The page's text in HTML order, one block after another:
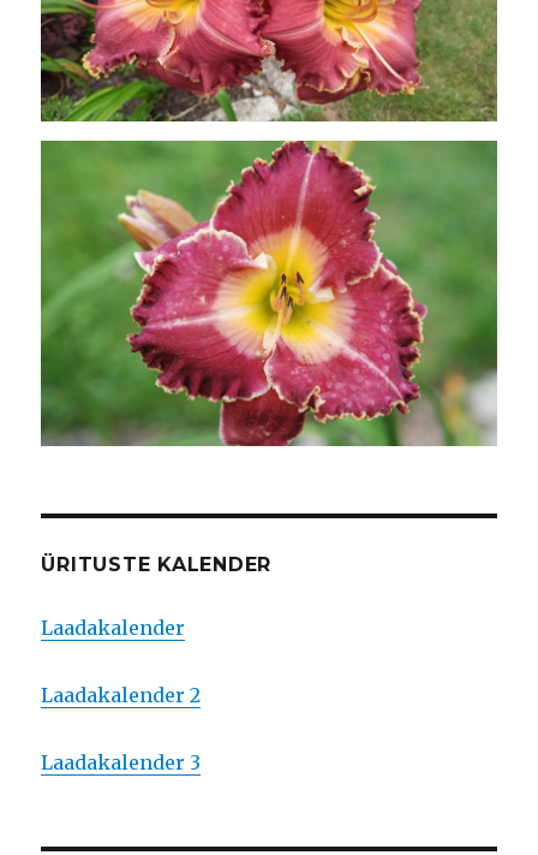
ÜRITUSTE KALENDER
Laadakalender
Laadakalender 2
Laadakalender 3